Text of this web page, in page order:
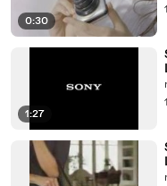
0:30
1:27